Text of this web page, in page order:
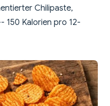
Chilipaste,
150 Kalorien pro 12-